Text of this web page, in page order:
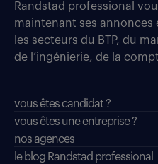
Randstad professional
maintenant ses annonces
les secteurs du BTP, du
de l’ingénierie, de la
vous êtes candidat ?
vous êtes une entreprise ?
nos agences
le blog Randstad professional